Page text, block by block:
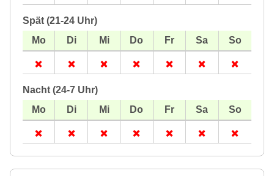
Spät (21-24 Uhr)
Nacht (24-7 Uhr)